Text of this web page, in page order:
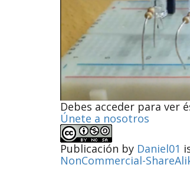
Debes acceder para ver
Únete a nosotros
Publicación by Daniel01
NonCommercial-